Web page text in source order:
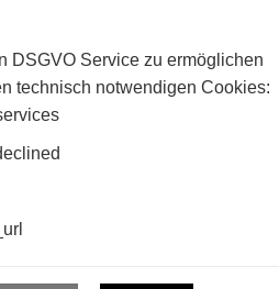
DSGVO Service zu ermöglichen
technisch notwendigen Cookies: